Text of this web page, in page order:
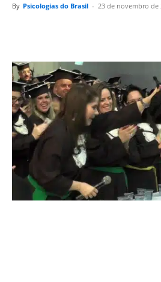
By Psicologias do Brasil - 23 de novembro de